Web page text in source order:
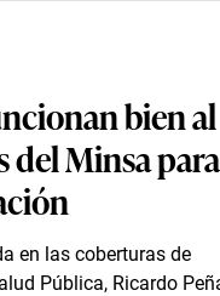
bien al
del Minsa para
en las coberturas de
Pública, Ricardo